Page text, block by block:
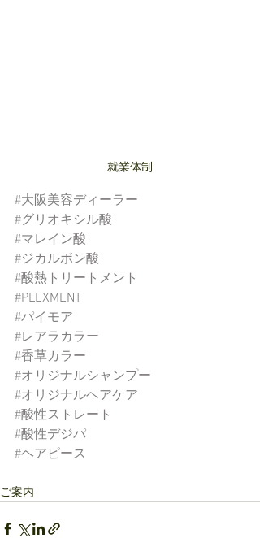
就業体制
#大阪美容ディーラー
#グリオキシル酸
#マレイン酸
#ジカルボン酸
#酸熱トリートメント
#PLEXMENT
#パイモア
#レアラカラー
#香草カラー
#オリジナルシャンプー
#オリジナルヘアケア
#酸性ストレート
#酸性デジパ
#ヘアピース
ご案内